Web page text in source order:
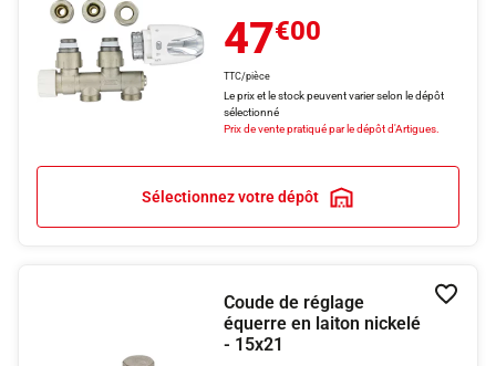
47€00
TTC/pièce
Le prix et le stock peuvent varier selon le dépôt
sélectionné
Prix de vente pratiqué par le dépôt d'Artigues.
Sélectionnez votre dépôt
Coude de réglage
équerre en laiton nickelé
- 15x21